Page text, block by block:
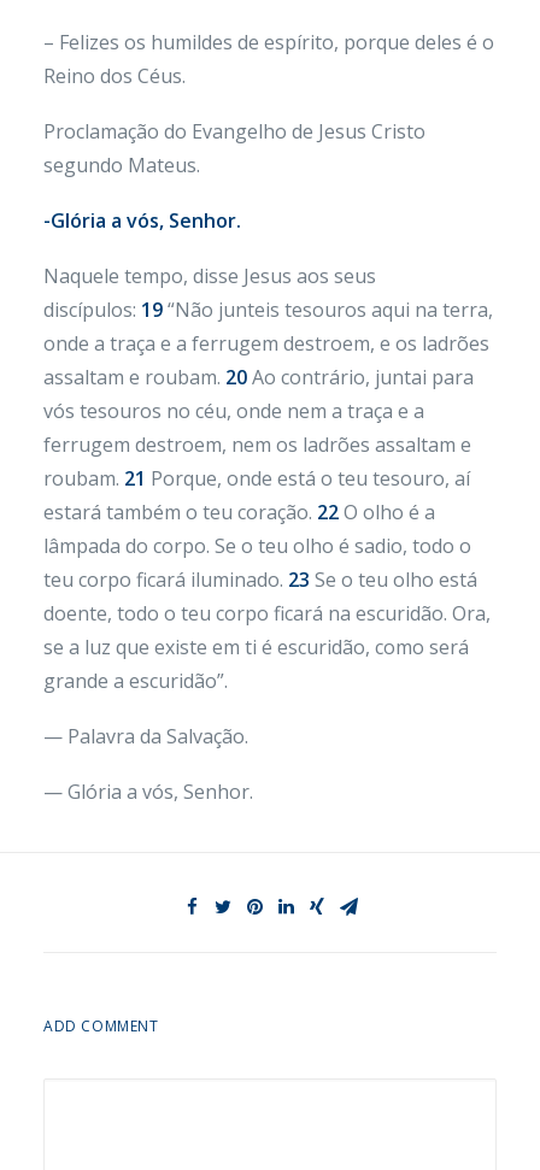
– Felizes os humildes de espírito, porque deles é o
Reino dos Céus.
Proclamação do Evangelho de Jesus Cristo
segundo Mateus.
-Glória a vós, Senhor.
Naquele tempo, disse Jesus aos seus
discípulos: 19“Não junteis tesouros aqui na terra,
onde a traça e a ferrugem destroem, e os ladrões
assaltam e roubam. 20Ao contrário, juntai para
vós tesouros no céu, onde nem a traça e a
ferrugem destroem, nem os ladrões assaltam e
roubam. 21 Porque, onde está o teu tesouro, aí
estará também o teu coração. 22O olho é a
lâmpada do corpo. Se o teu olho é sadio, todo o
teu corpo ficará iluminado. 23 Se o teu olho está
doente, todo o teu corpo ficará na escuridão. Ora,
se a luz que existe em ti é escuridão, como será
grande a escuridão”.
— Palavra da Salvação.
— Glória a vós, Senhor.
ADD COMMENT